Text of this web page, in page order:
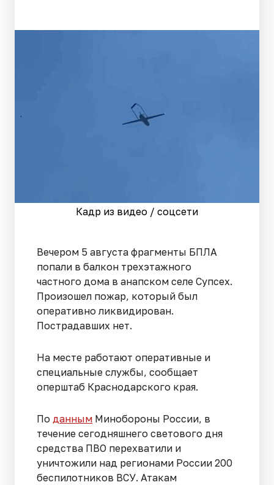
Кадр из видео / соцсети
Вечером 5 августа фрагменты БПЛА
попали в балкон трехэтажного
частного дома в анапском селе Супсех.
Произошел пожар, который был
оперативно ликвидирован.
Пострадавших нет.
На месте работают оперативные и
специальные службы, сообщает
оперштаб Краснодарского края.
По данным Минобороны России, в
течение сегодняшнего светового дня
средства ПВО перехватили и
уничтожили над регионами России 200
беспилотников ВСУ. Атакам